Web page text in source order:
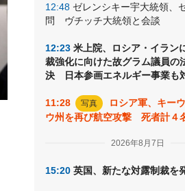
12:48 ゼレンシキー宇大統領、
問 ヴチッチ大統領と会談
12:23 米上院、ロシア・イラン
裁強化に向けた故グラム議員の
決 日本参画エネルギー事業も
11:28 写真
ロシア軍、キー
ウ州を再び航空攻撃 死者計４
2026年8月7日
15:20 英国、新たな対露制裁を